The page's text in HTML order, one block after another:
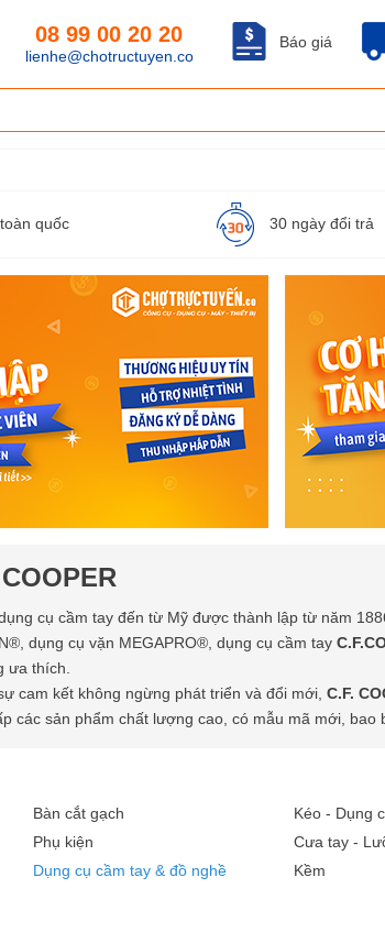
Báo giá
08 99 00 20 20
lienhe@chotructuyen.co
quốc 30 ngày đổi trả
cụ cầm tay đến từ Mỹ được thành lập từ năm
dụng cụ vặn MEGAPRO®, dụng cụ cầm tay
ưa thích.
cam kết không ngừng phát triển và đổi mới, C.F.
các sản phẩm chất lượng cao, có mẫu mã mới, bao
Bàn cắt gạch
Phụ kiện
Dụng cụ cầm tay & đồ nghề
Kéo - Dụng
Cưa tay -
Kềm